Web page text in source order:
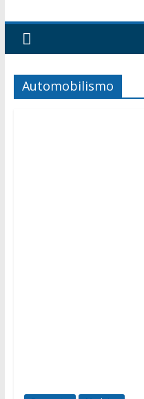
Automobilismo